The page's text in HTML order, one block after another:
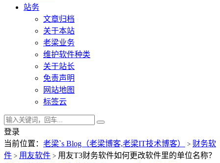
站务
文章归档
关于本站
老梁业务
维护软件种类
关于站长
免责声明
网站地图
标签云
登录
当前位置： 老梁`s Blog（老梁博客,老梁IT技术博客） > 财务软
件 > 用友软件 > 用友T3财务软件如何更改软件里的单位名称？